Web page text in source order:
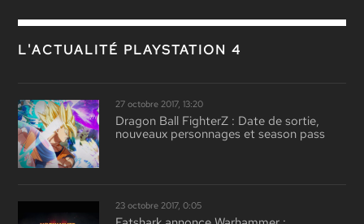
L'ACTUALITÉ PLAYSTATION 4
27 octobre 2017, 13:20
Dragon Ball FighterZ : Date de sortie,
nouveaux personnages et season pass
23 octobre 2017, 0:05